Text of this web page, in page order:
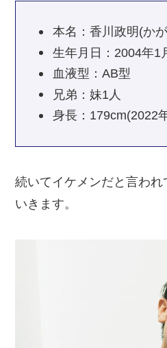
本名：香川政明(か
生年月日：2004年1
血液型：AB型
兄弟：妹1人
身長：179cm(2022
続いてイケメンだと言わ
いきます。